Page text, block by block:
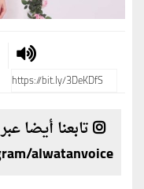
تابعنا أيضا
alwatanvoice